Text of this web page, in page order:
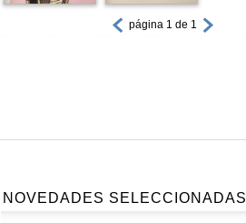
página 1 de 1
NOVEDADES SELECCIONADAS